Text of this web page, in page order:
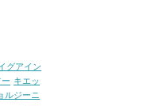
グアイン
ー キエッ
ルジーニ